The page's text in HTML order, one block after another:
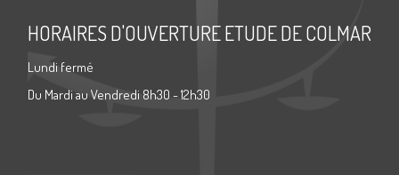
HORAIRES D'OUVERTURE ETUDE DE COLMAR
Lundi fermé
Du Mardi au Vendredi 8h30 - 12h30